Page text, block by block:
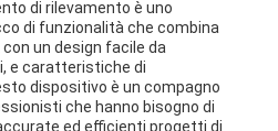
di rilevamento è uno
di funzionalità che combina
un design facile da
e caratteristiche di
dispositivo è un compagno
che hanno bisogno di
ed efficienti.progetti di